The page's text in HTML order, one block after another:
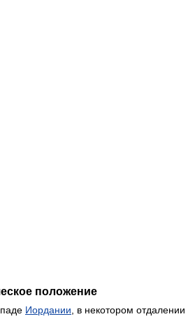
положение
Иордании , в некотором отдалении